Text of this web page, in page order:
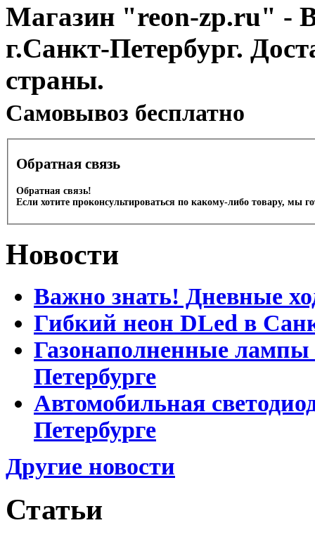
Магазин "reon-zp.ru" -
г.Санкт-Петербург.
страны.
Cамовывоз бесплатно
Обратная связь
Обратная связь!
Если хотите проконсультироваться по какому-либо товару, мы
Новости
Важно знать! Дневные
Гибкий неон DLed в
Газонаполненные
Петербурге
Автомобильная
Петербурге
Другие новости
Статьи